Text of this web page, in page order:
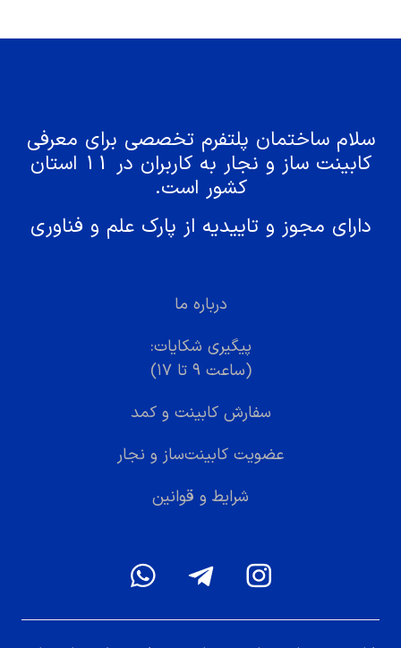
سلام ساختمان پلتفرم تخصصی برای معرفی
کابینت ساز و نجار به کاربران در 11 استان
کشور است.
دارای مجوز و تاییدیه از پارک علم و فناوری
درباره ما
پیگیری شکایات:
(ساعت ۹ تا ۱۷)
سفارش کابینت و کمد
عضویت کابینت‌ساز و نجار
شرایط و قوانین